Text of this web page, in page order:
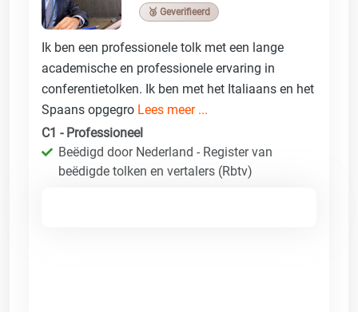
🥉 Geverifieerd
Ik ben een professionele tolk met een lange
academische en professionele ervaring in
conferentietolken. Ik ben met het Italiaans en het
Spaans opgegro Lees meer ...
C1 - Professioneel
Beëdigd door Nederland - Register van
beëdigde tolken en vertalers (Rbtv)